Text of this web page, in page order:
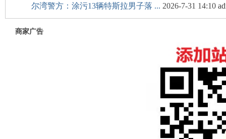
尔湾警方：涂污13辆特斯拉男子落 ... 2026-7-31 14:10
商家广告